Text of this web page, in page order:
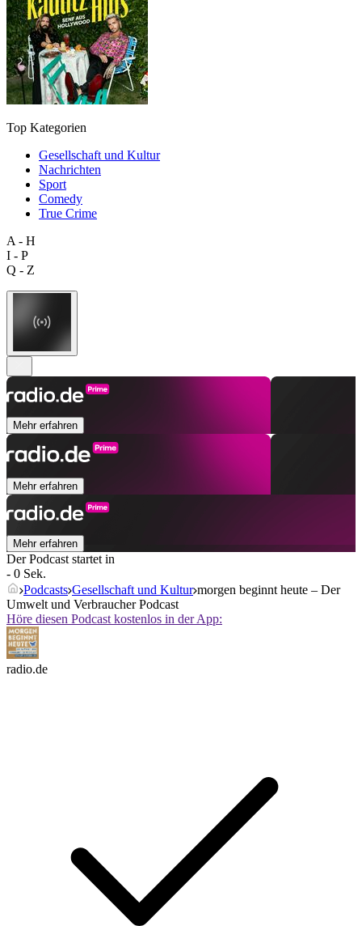
Top Kategorien
Gesellschaft und Kultur
Nachrichten
Sport
Comedy
True Crime
A - H
I - P
Q - Z
Mehr erfahren
Mehr erfahren
Mehr erfahren
Der Podcast startet in
- 0 Sek.
Podcasts Gesellschaft und Kultur morgen beginnt heute – Der
Umwelt und Verbraucher Podcast
Höre diesen Podcast kostenlos in der App:
radio.de